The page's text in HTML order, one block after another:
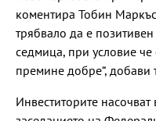
коментира Тобин
трябвало да е позитивен
седмица, при условие
премине добре“, добави
Инвеститорите